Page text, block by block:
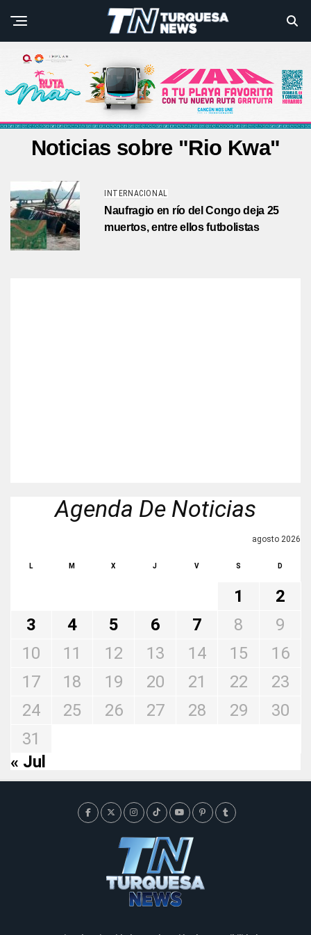
Noticias sobre "Rio Kwa"
INTERNACIONAL
Naufragio en río del Congo deja 25
muertos, entre ellos futbolistas
Agenda De Noticias
agosto 2026
L M X J V S D
1
2
3
4 5 6 7 8
9
10
11 12 13 14 15
16
17
18 19 20 21 22
23
24
25 26 27 28 29
30
31
« Jul